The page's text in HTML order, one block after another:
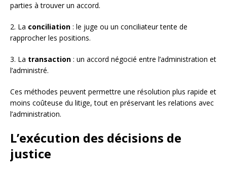
parties à trouver un accord.
2. La conciliation : le juge ou un conciliateur tente de
rapprocher les positions.
3. La transaction : un accord négocié entre l’administration et
l’administré.
Ces méthodes peuvent permettre une résolution plus rapide et
moins coûteuse du litige, tout en préservant les relations avec
l’administration.
L’exécution des décisions de
justice